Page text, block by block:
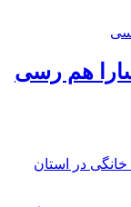
هم رسی